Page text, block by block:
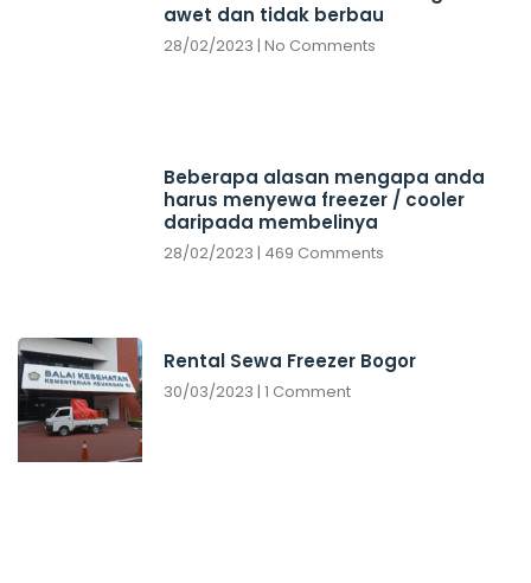
awet dan tidak berbau
28/02/2023 No Comments
Beberapa alasan mengapa anda
harus menyewa freezer / cooler
daripada membelinya
28/02/2023 469 Comments
Rental Sewa Freezer Bogor
30/03/2023 1 Comment